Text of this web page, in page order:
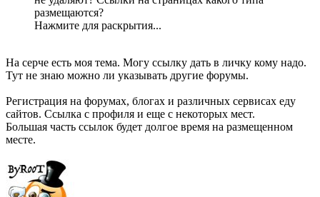
размещаются?
Нажмите для раскрытия...
На серче есть моя тема. Могу ссылку дать в личку кому надо.
Тут не знаю можно ли указывать другие форумы.
Регистрация на форумах, блогах и различных сервисах еду
сайтов. Ссылка с профиля и еще с некоторых мест.
Большая часть ссылок будет долгое время на размещенном
месте.